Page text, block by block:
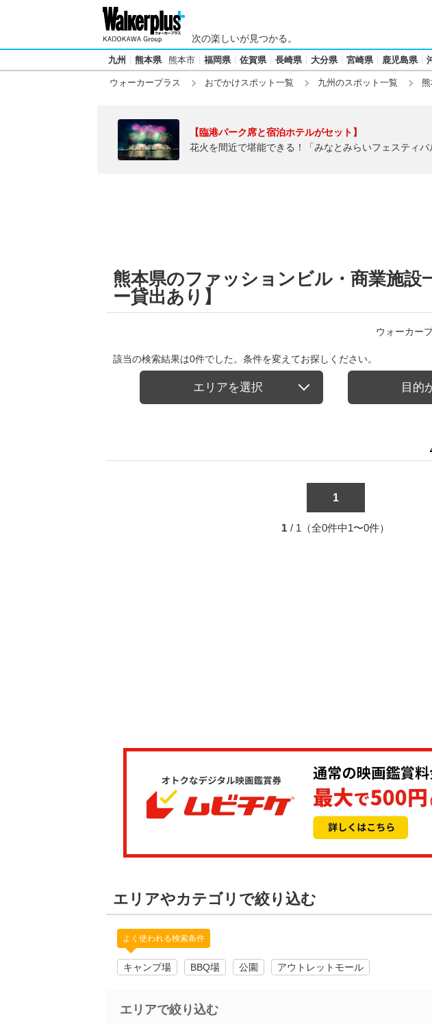
次の楽しいが見つかる。
九州 熊本県 熊本市 福岡県 佐賀県 長崎県 大分県 宮崎県 鹿児島県
ウォーカープラス おでかけスポット一覧 九州のスポット一覧
【臨港パーク席と宿泊ホテルがセット】
花火を間近で堪能できる！「みなとみらいフェスティ
熊本県のファッションビル・商業施設
ー貸出あり】
ウォーカー
該当の検索結果は0件でした。条件を変えてお探しください。
エリアを選択 目的
1
1 / 1（全0件中1〜0件）
エリアやカテゴリで絞り込む
よく使われる検索条件
キャンプ場 BBQ場 公園 アウトレットモール
エリアで絞り込む